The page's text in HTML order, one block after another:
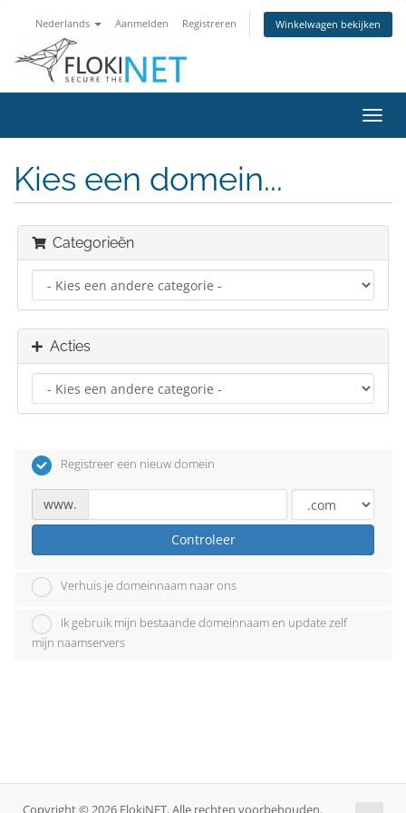
Nederlands Aanmelden Registreren Winkelwagen bekijken
in-/
Kies een domein...
Categorieën
Acties
Registreer een nieuw domein
www.
Controleer
Verhuis je domeinnaam naar ons
Ik gebruik mijn bestaande domeinnaam en update zelf
mijn naamservers
Copyright © 2026 FlokiNET. Alle rechten voorbehouden.